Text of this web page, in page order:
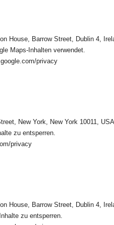
House, Barrow Street, Dublin 4,
Maps-Inhalten verwendet.
privacy
New York, New York 10011, USA
zu entsperren.
privacy
House, Barrow Street, Dublin 4,
zu entsperren.